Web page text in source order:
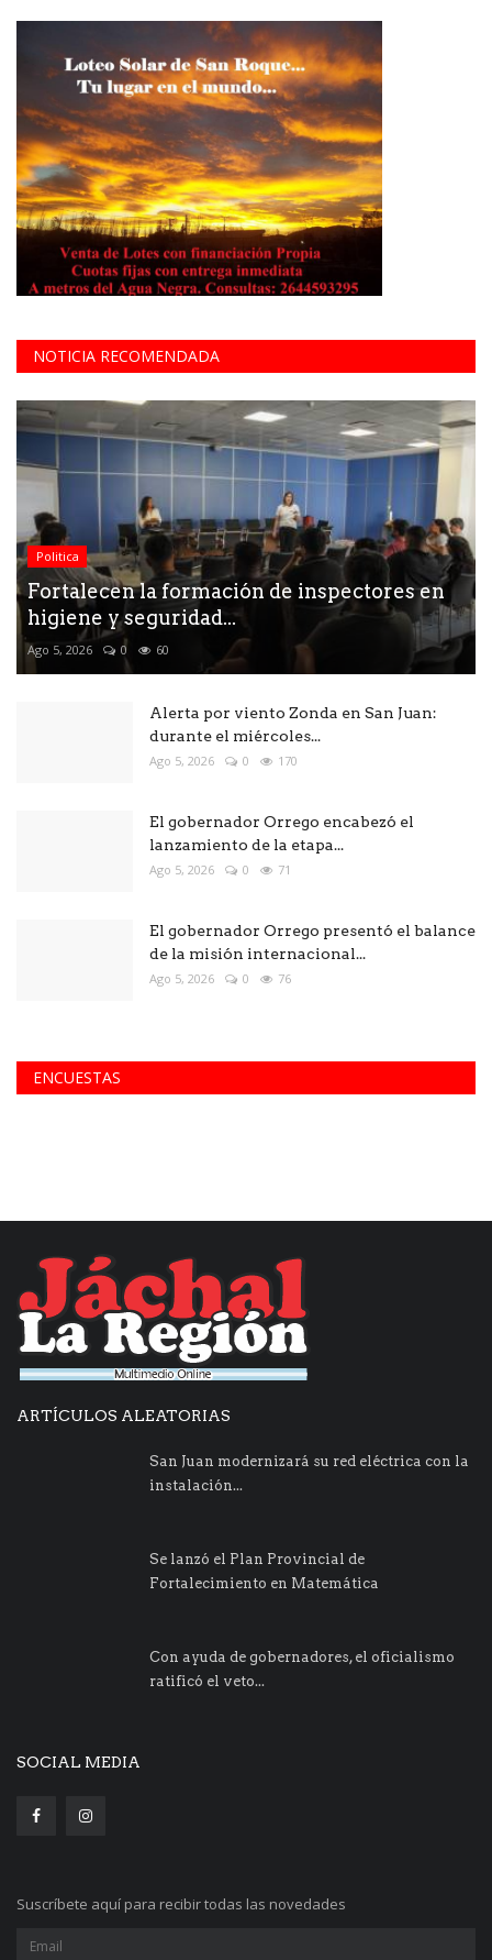
NOTICIA RECOMENDADA
Politica
Fortalecen la formación de inspectores en
higiene y seguridad...
Ago 5, 2026 0 60
Alerta por viento Zonda en San Juan:
durante el miércoles...
Ago 5, 2026 0 170
El gobernador Orrego encabezó el
lanzamiento de la etapa...
Ago 5, 2026 0 71
El gobernador Orrego presentó el balance
de la misión internacional...
Ago 5, 2026 0 76
ENCUESTAS
ARTÍCULOS ALEATORIAS
San Juan modernizará su red eléctrica con la
instalación...
Se lanzó el Plan Provincial de
Fortalecimiento en Matemática
Con ayuda de gobernadores, el oficialismo
ratificó el veto...
SOCIAL MEDIA
Suscríbete aquí para recibir todas las novedades